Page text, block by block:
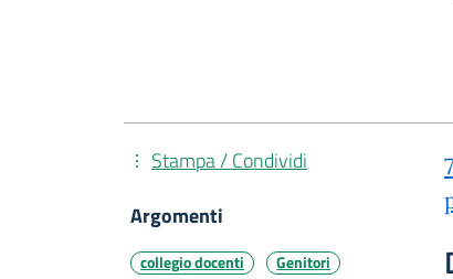
Stampa / Condividi
Argomenti
collegio docenti Genitori